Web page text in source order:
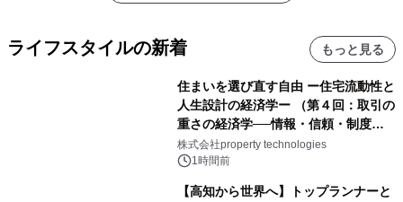
ライフスタイルの新着 もっと見る
住まいを選び直す自由 ー住宅流動性と
人生設計の経済学ー （第４回：取引の
重さの経済学──情報・信頼・制度を
PropTechはどう組み替えるか）｜
PropTech-Lab
株式会社property technologies
1時間前
【高知から世界へ】トップランナーと